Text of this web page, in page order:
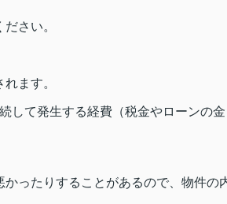
さい。
ます。
して発生する経費（税金やローンの金
ったりすることがあるので、物件の